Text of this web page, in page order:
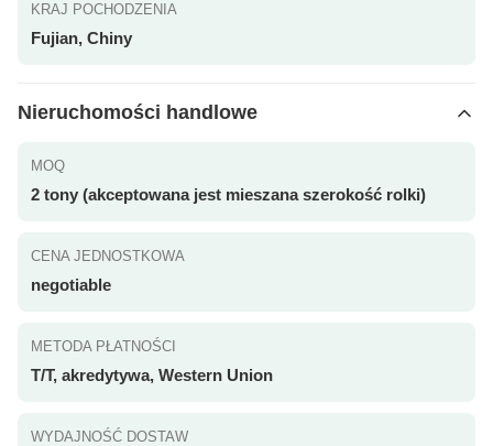
KRAJ POCHODZENIA
Fujian, Chiny
Nieruchomości handlowe
MOQ
2 tony (akceptowana jest mieszana szerokość rolki)
CENA JEDNOSTKOWA
negotiable
METODA PŁATNOŚCI
T/T, akredytywa, Western Union
WYDAJNOŚĆ DOSTAW